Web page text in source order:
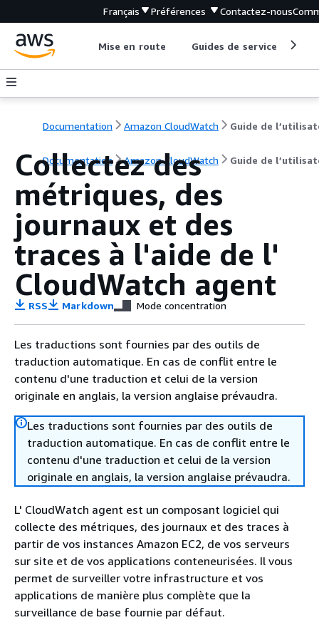
Français Préférences Contactez-nous
Mise en route Guides de service
Documentation Amazon CloudWatch Guide de
Documentation Amazon CloudWatch Guide de
Collectez des
métriques, des
journaux et des
traces à l'aide de l'
CloudWatch agent
RSS Markdown Mode concentration
Les traductions sont fournies par des outils de
traduction automatique. En cas de conflit entre le
contenu d'une traduction et celui de la version
originale en anglais, la version anglaise prévaudra.
Les traductions sont fournies par des outils de
traduction automatique. En cas de conflit entre le
contenu d'une traduction et celui de la version
originale en anglais, la version anglaise prévaudra.
L' CloudWatch agent est un composant logiciel qui
collecte des métriques, des journaux et des traces à
partir de vos instances Amazon EC2, de vos serveurs
sur site et de vos applications conteneurisées. Il vous
permet de surveiller votre infrastructure et vos
applications de manière plus complète que la
surveillance de base fournie par défaut.